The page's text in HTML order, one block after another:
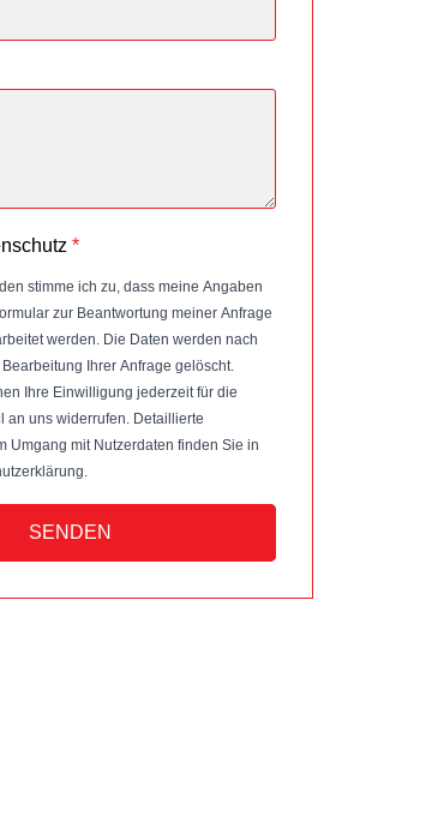
*
stimme ich zu, dass meine Angaben
zur Beantwortung meiner Anfrage
werden. Die Daten werden nach
Ihrer Anfrage gelöscht.
Ihre Einwilligung jederzeit für die
an uns widerrufen. Detaillierte
Umgang mit Nutzerdaten finden Sie in
SENDEN